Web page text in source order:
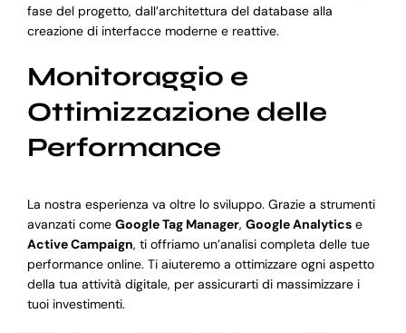
fase del progetto, dall’architettura del database alla
creazione di interfacce moderne e reattive.
Monitoraggio e
Ottimizzazione delle
Performance
La nostra esperienza va oltre lo sviluppo. Grazie a strumenti
avanzati come Google Tag Manager, Google Analyticse
Active Campaign, ti offriamo un’analisi completa delle tue
performance online. Ti aiuteremo a ottimizzare ogni aspetto
della tua attività digitale, per assicurarti di massimizzare i
tuoi investimenti.